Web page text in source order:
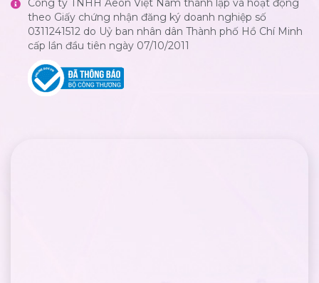
Công ty TNHH Aeon Việt Nam thành lập và hoạt động
theo Giấy chứng nhận đăng ký doanh nghiệp số
0311241512 do Uỷ ban nhân dân Thành phố Hồ Chí Minh
cấp lần đầu tiên ngày 07/10/2011